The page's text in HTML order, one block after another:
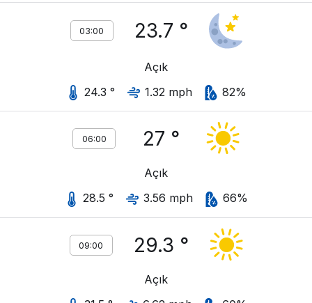
03:00 23.7 °
Açık
24.3 °
1.32 mph 82%
06:00 27 °
Açık
28.5 °
3.56 mph 66%
09:00 29.3 °
Açık